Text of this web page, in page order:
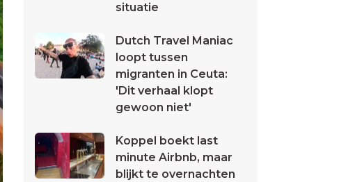
situatie
Dutch Travel Maniac
loopt tussen
migranten in Ceuta:
'Dit verhaal klopt
gewoon niet'
Koppel boekt last
minute Airbnb, maar
blijkt te overnachten